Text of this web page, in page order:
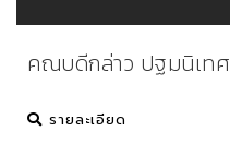
คณบดีกล่าว ปฐมนิเทศ
รายละเอียด